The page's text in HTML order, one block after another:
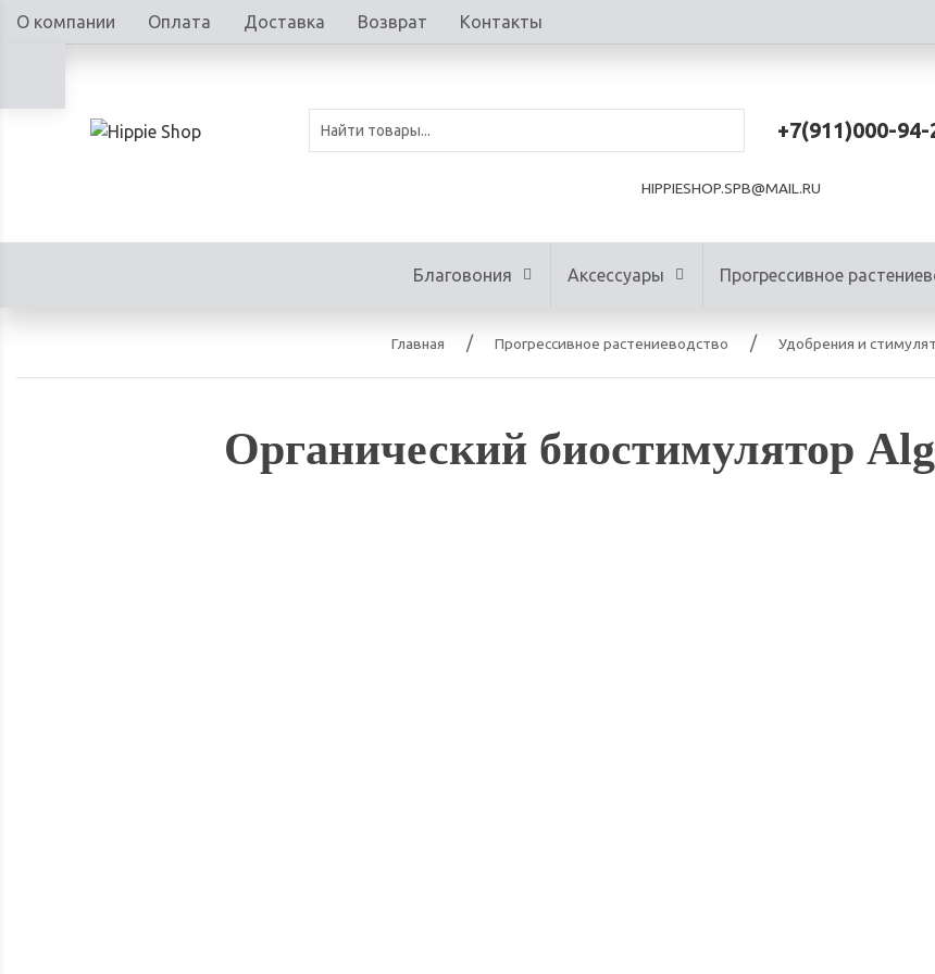
О компании Оплата Доставка Возврат Контакты
+7(911)000-94-
HIPPIESHOP.SPB@MAIL.RU
Благовония Аксессуары Прогрессивное
Главная Прогрессивное растениеводство Удобрения и
Органический биостимулятор